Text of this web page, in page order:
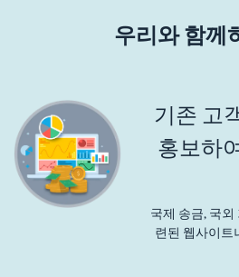
우리와 함께
기존 고
홍보하
국제 송금, 국외
련된 웹사이트